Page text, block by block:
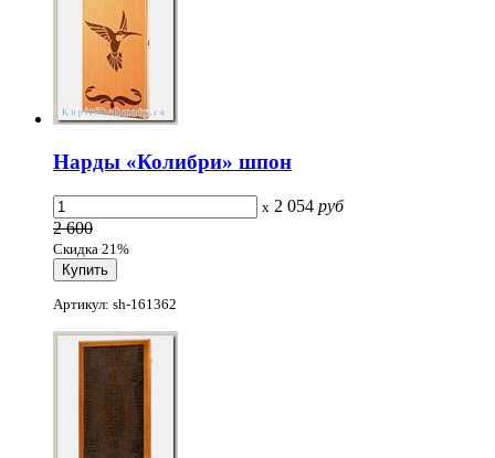
Нарды «Колибри» шпон
x 2 054 руб
2 600
Скидка 21%
Артикул: sh-161362